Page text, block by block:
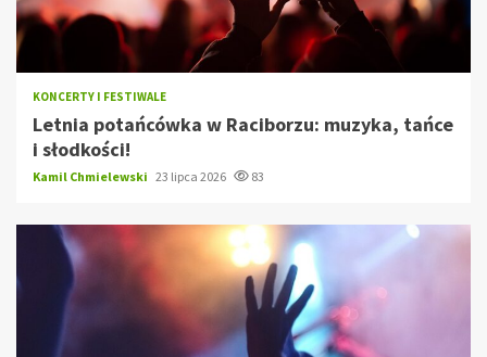
KONCERTY I FESTIWALE
Letnia potańcówka w Raciborzu: muzyka, tańce
i słodkości!
Kamil Chmielewski 23 lipca 2026 83